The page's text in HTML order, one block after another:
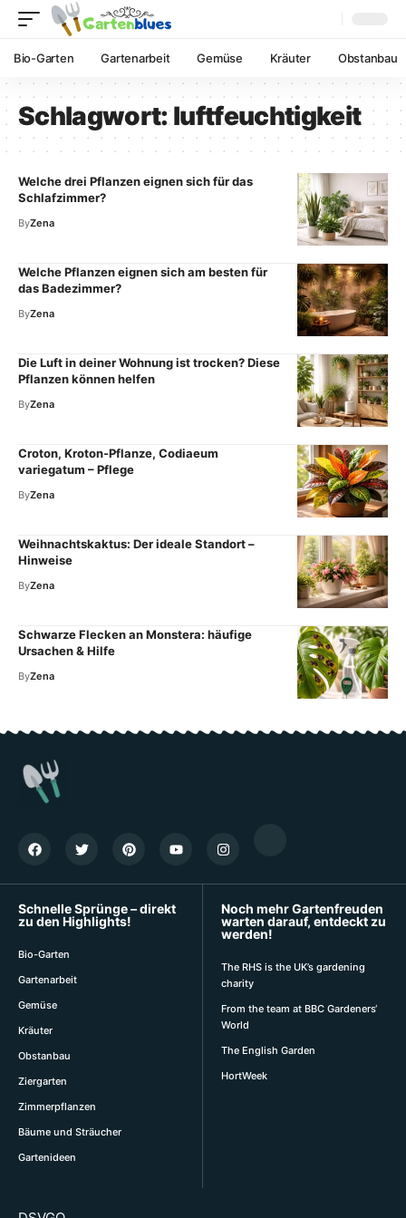
Bio-Garten Gartenarbeit Gemüse Kräuter Obstanbau
Schlagwort:luftfeuchtigkeit
Welche drei Pflanzen eignen sich für das
Schlafzimmer?
ByZena
Welche Pflanzen eignen sich am besten für
das Badezimmer?
ByZena
Die Luft in deiner Wohnung ist trocken? Diese
Pflanzen können helfen
ByZena
Croton, Kroton-Pflanze, Codiaeum
variegatum – Pflege
ByZena
Weihnachtskaktus: Der ideale Standort –
Hinweise
ByZena
Schwarze Flecken an Monstera: häufige
Ursachen & Hilfe
ByZena
Schnelle Sprünge – direkt
zu den Highlights!
Bio-Garten
Gartenarbeit
Gemüse
Kräuter
Obstanbau
Ziergarten
Zimmerpflanzen
Bäume und Sträucher
Gartenideen
Noch mehr Gartenfreuden
warten darauf, entdeckt zu
werden!
The RHS is the UK’s gardening
charity
From the team at BBC Gardeners‘
World
The English Garden
HortWeek